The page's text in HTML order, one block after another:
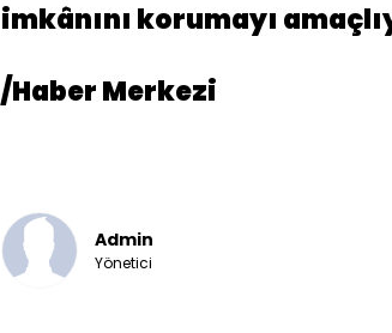
imkânını korumayı
/Haber Merkezi
Admin
Yönetici